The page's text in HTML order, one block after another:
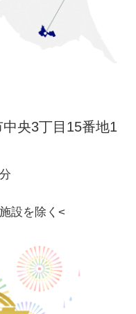
央3丁目15番地1
設を除く <